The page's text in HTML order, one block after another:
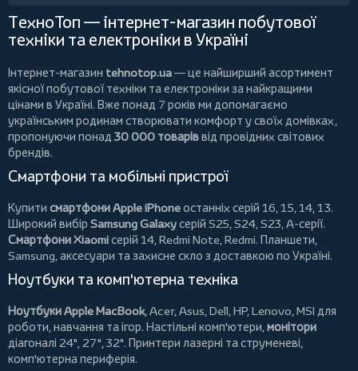
ТехноТоп — інтернет-магазин побутової
техніки та електроніки в Україні
Інтернет-магазин tehnotop.ua— це найширший асортимент
якісної побутової техніки та електроніки за найкращими
цінами в Україні. Вже понад 7 років ми допомагаємо
українським родинам створювати комфорт у своїх домівках,
пропонуючи понад 30 000 товаріввід провідних світових
брендів.
Смартфони та мобільні пристрої
Купити смартфони Apple iPhoneостанніх серій 16, 15, 14, 13.
Широкий вибір Samsung Galaxyсерій S25, S24, S23, A-серії.
Смартфони Xiaomiсерій 14, Redmi Note, Redmi. Планшети,
Samsung, аксесуари тазахисне скло з доставкою по Україні.
Ноутбуки та комп'ютерна техніка
Ноутбуки Apple MacBook, Acer, Asus, Dell, HP, Lenovo, MSI для
роботи, навчання та ігор. Настільні комп'ютери, монітори
діагоналі 24", 27", 32". Принтери лазерні та струменеві,
комп'ютерна периферія.